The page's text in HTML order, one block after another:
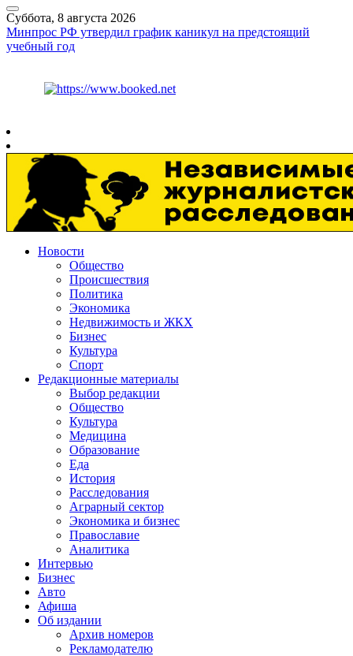
Суббота, 8 августа 2026
Минпрос РФ утвердил график каникул на предстоящий
учебный год
Новости
Общество
Происшествия
Политика
Экономика
Недвижимость и ЖКХ
Бизнес
Культура
Спорт
Редакционные материалы
Выбор редакции
Общество
Культура
Медицина
Образование
Еда
История
Расследования
Аграрный сектор
Экономика и бизнес
Православие
Аналитика
Интервью
Бизнес
Авто
Афиша
Об издании
Архив номеров
Рекламодателю